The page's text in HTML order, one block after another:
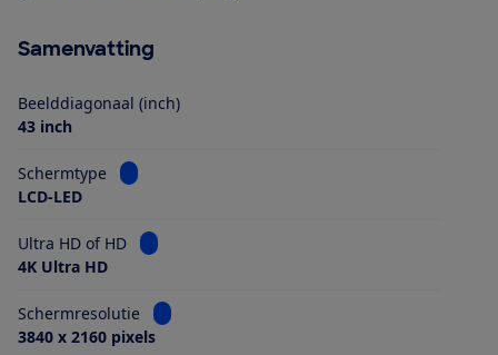
Samenvatting
Beelddiagonaal (inch)
43 inch
Schermtype
Bekijk informatie voor Schermtype
LCD-LED
Ultra HD of HD
Bekijk informatie voor Ultra HD of HD
4K Ultra HD
Schermresolutie
Bekijk informatie voor Schermresolutie
3840 x 2160 pixels